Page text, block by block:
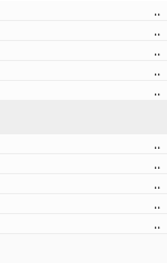
..
..
..
..
..
..
..
..
..
..